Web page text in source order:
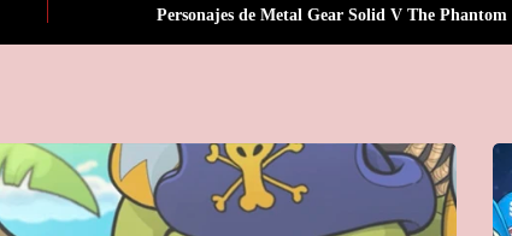
Personajes de Metal Gear Solid V The Phantom